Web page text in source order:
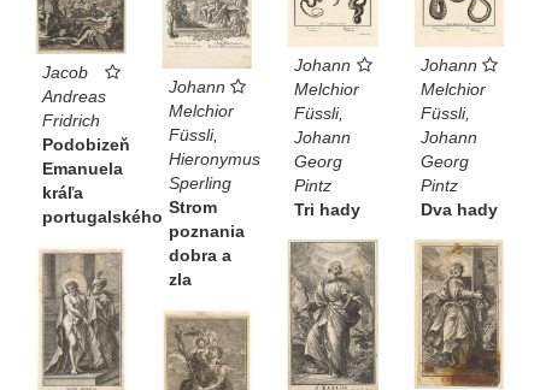
Jacob
Andreas
Fridrich
Podobizeň
Emanuela
kráľa
portugalského
Johann
Melchior
Füssli,
Hieronymus
Sperling
Strom
poznania
dobra a
zla
Johann
Melchior
Füssli,
Johann
Georg
Pintz
Tri hady
Johann
Melchior
Füssli,
Johann
Georg
Pintz
Dva hady